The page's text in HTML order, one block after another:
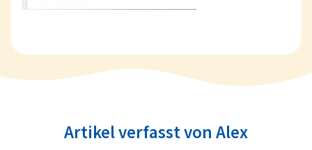
Artikel verfasst von Alex